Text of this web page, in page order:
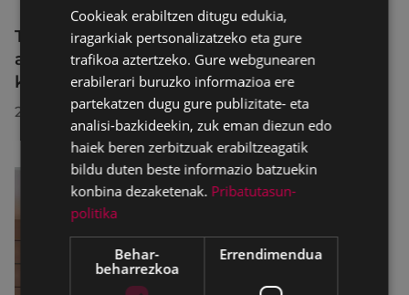
Trafiko-murrizketak Egogain kalean
abuztuaren 10etik abuztuaren 23ra,
konponketa-lanak direla-eta
2026/07/30
Cookieak erabiltzen ditugu edukia,
iragarkiak pertsonalizatzeko eta gure
trafikoa aztertzeko. Gure webgunearen
erabilerari buruzko informazioa ere
partekatzen dugu gure publizitate- eta
analisi-bazkideekin, zuk eman diezun edo
haiek beren zerbitzuak erabiltzeagatik
bildu duten beste informazio batzuekin
konbina dezaketenak. Pribatutasun-
politika
Behar-
beharrezkoa
Errendimendua